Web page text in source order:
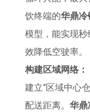
饮终端的华鼎冷
模型，能实现
效降低空驶率。
构建区域网络：
建立“区域中心
配送距离。华鼎